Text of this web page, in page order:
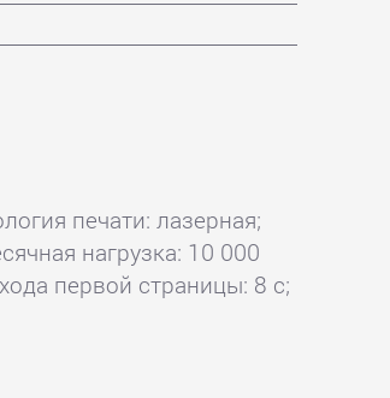
печати: лазерная;
нагрузка: 10 000
первой страницы: 8 с;